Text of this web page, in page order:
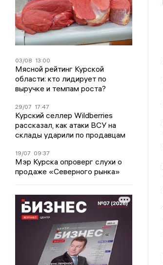
03/08 13:00
Мясной рейтинг Курской
области: кто лидирует по
выручке и темпам роста?
29/07 17:47
Курский селлер Wildberries
рассказал, как атаки ВСУ на
склады ударили по продавцам
19/07 09:37
Мэр Курска опроверг слухи о
продаже «Северного рынка»